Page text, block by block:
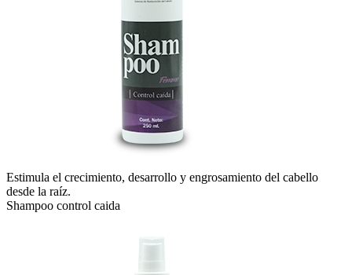
Estimula el crecimiento, desarrollo y engrosamiento del cabello
desde la raíz.
Shampoo control caida